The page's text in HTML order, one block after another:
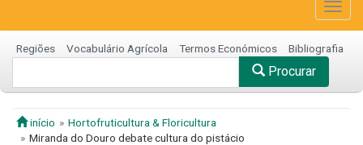
Regiões Vocabulário Agrícola Termos Económicos Bibliografia
Procurar
início
Hortofruticultura & Floricultura
Miranda do Douro debate cultura do pistácio